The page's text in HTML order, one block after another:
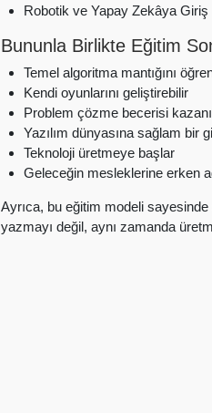
Robotik ve Yapay Zekâya Giriş
Bununla Birlikte Eğitim
Temel algoritma mantığını
Kendi oyunlarını geliştirebilir
Problem çözme becerisi
Yazılım dünyasına sağlam bir
Teknoloji üretmeye başlar
Geleceğin mesleklerine erken
Ayrıca, bu eğitim modeli
yazmayı değil, aynı zamanda